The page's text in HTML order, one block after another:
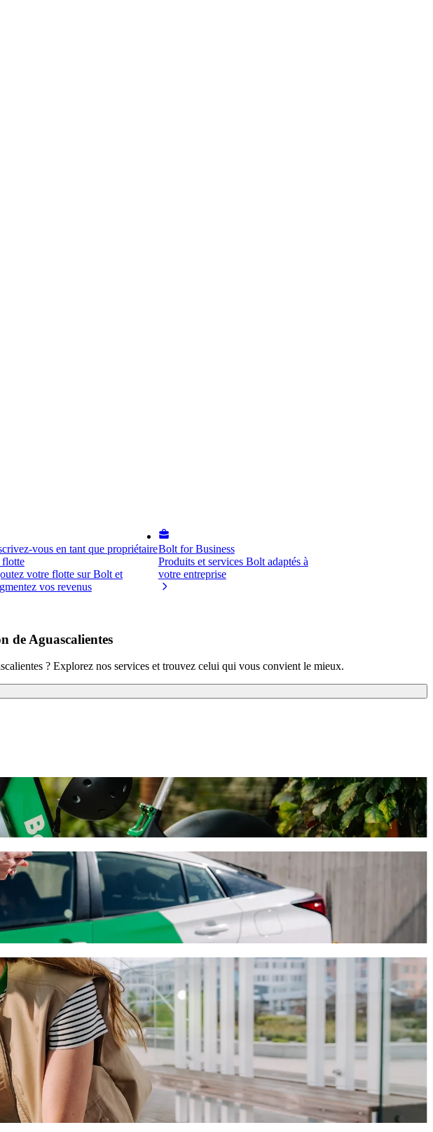
vous en tant que propriétaire
flotte
votre flotte sur Bolt et
vos revenus
Bolt for Business
Produits et services Bolt adaptés à
votre entreprise
de Aguascalientes
? Explorez nos services et trouvez celui qui vous convient le mieux.
la Asunción de Aguascalientes avec le transport avec
Basílica de Nuestra Señora de la Asunción de Aguascalientes. Avec Bolt, ce trajet
idéal pour vous.
Nuestra Señora de la Asunción de Aguascalientes
(WAV).